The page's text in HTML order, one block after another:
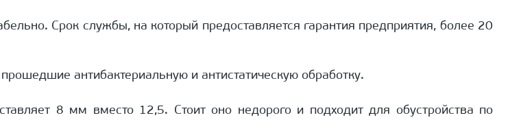
Срок службы, на который предоставляется гарантия предприятия, более 20
антибактериальную и антистатическую обработку.
8 мм вместо 12,5. Стоит оно недорого и подходит для обустройства по